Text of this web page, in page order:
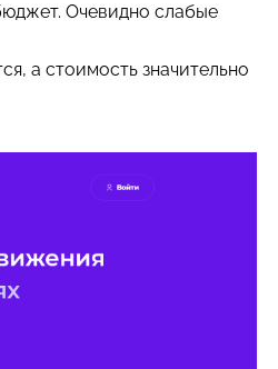
Очевидно слабые
а стоимость значительно